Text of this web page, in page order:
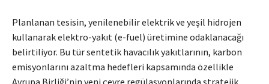
Planlanan tesisin, yenilenebilir elektrik ve yeşil hidrojen
kullanarak elektro-yakıt (e-fuel) üretimine odaklanacağı
belirtiliyor. Bu tür sentetik havacılık yakıtlarının, karbon
emisyonlarını azaltma hedefleri kapsamında özellikle